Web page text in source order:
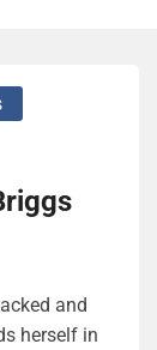
and
herself in